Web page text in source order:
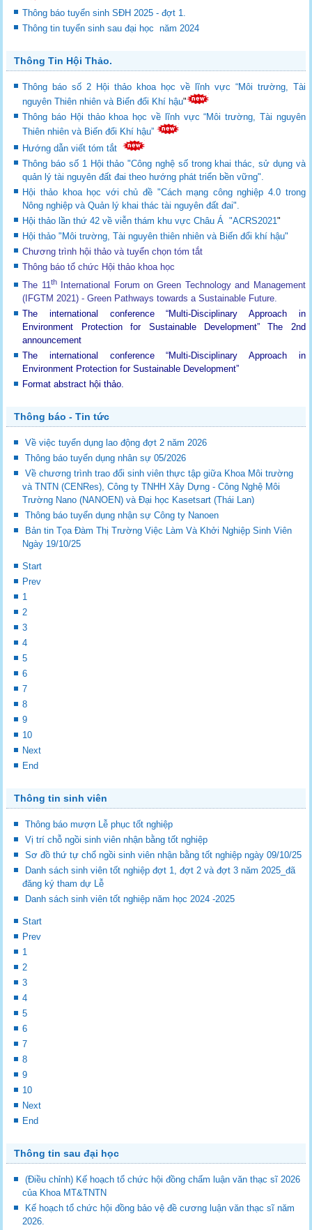
Thông báo tuyển sinh SĐH 2025 - đợt 1.
Thông tin tuyển sinh sau đại học năm 2024
Thông Tin Hội Thảo.
Thông báo số 2 Hội thảo khoa học về lĩnh vực “Môi trường, Tài
nguyên Thiên nhiên và Biến đổi Khí hậu"
Thông báo Hội thảo khoa học về lĩnh vực “Môi trường, Tài nguyên
Thiên nhiên và Biến đổi Khí hậu”
Hướng dẫn viết tóm tắt
Thông báo số 1 Hội thảo "Công nghệ số trong khai thác, sử dụng và
quản lý tài nguyên đất đai theo hướng phát triển bền vững".
Hội thảo khoa học với chủ đề "Cách mạng công nghiệp 4.0 trong
Nông nghiệp và Quản lý khai thác tài nguyên đất đai".
Hội thảo lần thứ 42 về viễn thám khu vực Châu Á "ACRS2021"
Hội thảo "Môi trường, Tài nguyên thiên nhiên và Biến đổi khí hậu"
Chương trình hội thảo và tuyển chọn tóm tắt
Thông báo tổ chức Hội thảo khoa học
The 11thInternational Forum on Green Technology and Management
(IFGTM 2021) - Green Pathways towards a Sustainable Future.
The international conference “Multi-Disciplinary Approach in
Environment Protection for Sustainable Development”The 2nd
announcement
The international conference “Multi-Disciplinary Approach in
Environment Protection for Sustainable Development”
Format abstract hội thảo.
Thông báo - Tin tức
Về việc tuyển dụng lao động đợt 2 năm 2026
Thông báo tuyển dụng nhân sự 05/2026
Về chương trình trao đổi sinh viên thực tập giữa Khoa Môi trường
và TNTN (CENRes), Công ty TNHH Xây Dựng - Công Nghệ Môi
Trường Nano (NANOEN) và Đại học Kasetsart (Thái Lan)
Thông báo tuyển dụng nhận sự Công ty Nanoen
Bản tin Tọa Đàm Thị Trường Việc Làm Và Khởi Nghiệp Sinh Viên
Ngày 19/10/25
Start
Prev
1
2
3
4
5
6
7
8
9
10
Next
End
Thông tin sinh viên
Thông báo mượn Lễ phục tốt nghiệp
Vị trí chỗ ngồi sinh viên nhận bằng tốt nghiệp
Sơ đồ thứ tự chổ ngồi sinh viên nhận bằng tốt nghiệp ngày 09/10/25
Danh sách sinh viên tốt nghiệp đợt 1, đợt 2 và đợt 3 năm 2025_đã
đăng ký tham dự Lễ
Danh sách sinh viên tốt nghiệp năm học 2024 -2025
Start
Prev
1
2
3
4
5
6
7
8
9
10
Next
End
Thông tin sau đại học
(Điều chỉnh) Kế hoạch tổ chức hội đồng chấm luận văn thạc sĩ 2026
của Khoa MT&TNTN
Kế hoạch tổ chức hội đồng bảo vệ đề cương luận văn thạc sĩ năm
2026.